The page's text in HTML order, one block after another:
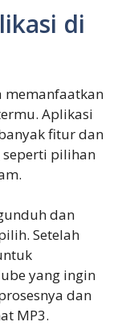
di
memanfaatkan
Aplikasi
fitur dan
pilihan
dan
Setelah
yang ingin
dan
MP3.